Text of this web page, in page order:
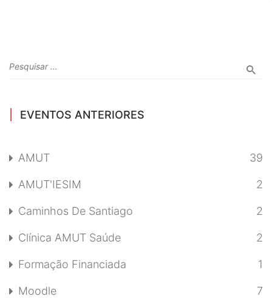
EVENTOS ANTERIORES
AMUT 39
AMUT'IESIM 2
Caminhos De Santiago 2
Clínica AMUT Saúde 2
Formação Financiada 1
Moodle 7